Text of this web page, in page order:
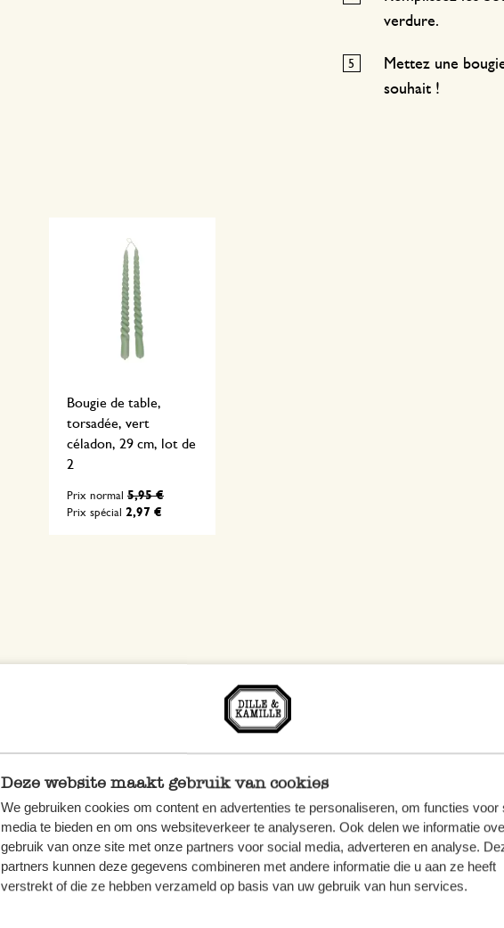
Deze website maakt gebruik van cookies
We gebruiken cookies om content en advertenties te personaliseren, om functies voor
media te bieden en om ons websiteverkeer te analyseren. Ook delen we informatie
gebruik van onze site met onze partners voor social media, adverteren en analyse.
partners kunnen deze gegevens combineren met andere informatie die u aan ze heeft
verstrekt of die ze hebben verzameld op basis van uw gebruik van hun services.
verdure.
Mettez une
souhait !
Bougie de table,
torsadée, vert
céladon, 29 cm, lot de
2
Prix spécial 2,97 €
Prix normal 5,95 €
Astuces et inspiration